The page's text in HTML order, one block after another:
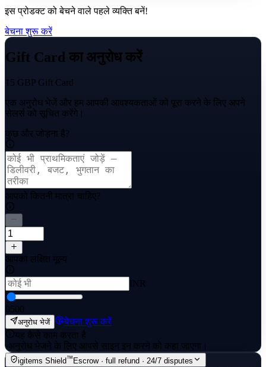
इस प्रोडक्ट को बेचने वाले पहले व्यक्ति बनें!
बेचना शुरू करें
Gift Card का अनुरोध करें
15 GBP Gift Card
एक अनुरोध भेजें और हम आपकी आवश्यकताओं को पूरा करने के लिए अपने
सेलर्स को सूचित करेंगे।
कुछ और जोड़ना है?
आपको कितनी मात्रा चाहिए?
आपका लक्षित मूल्य
INR
0500
अनुरोध भेजें
बेचना शुरू करें
यह कैसे काम करता है
·अनुरोध भेजने के लिए आपसे साइन इन करने को कहा जाएगा।
igitems Shield™Escrow · full refund · 24/7 disputes